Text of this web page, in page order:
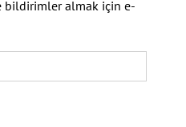
bildirimler almak için e-